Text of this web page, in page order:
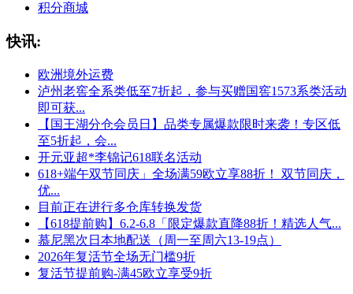
积分商城
快讯:
欧洲境外运费
泸州老窖全系类低至7折起，参与买赠国窖1573系类活动
即可获...
【国王湖分仓会员日】品类专属爆款限时来袭！专区低
至5折起，会...
开元亚超*李锦记618联名活动
618+端午双节同庆」全场满59欧立享88折！ 双节同庆，
优...
目前正在进行多仓库转换发货
【618提前购】6.2-6.8「限定爆款直降88折！精选人气...
慕尼黑次日本地配送（周一至周六13-19点）
2026年复活节全场无门槛9折
复活节提前购-满45欧立享受9折